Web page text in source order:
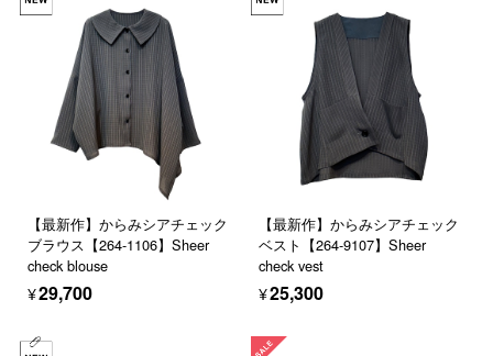
【最新作】からみシアチェック
ブラウス【264-1106】Sheer
check blouse
¥29,700
【最新作】からみシアチェック
ベスト【264-9107】Sheer
check vest
¥25,300